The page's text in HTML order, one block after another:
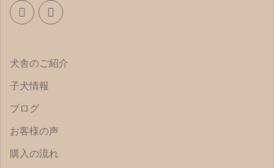
犬舎のご紹介
子犬情報
ブログ
お客様の声
購入の流れ